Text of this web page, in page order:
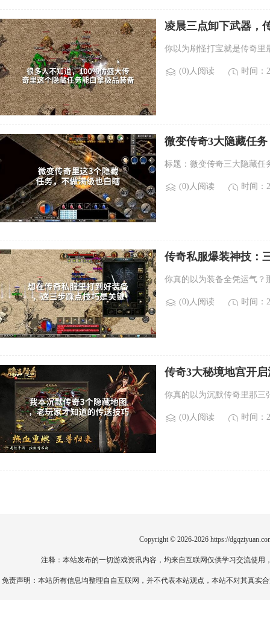
凌晨三点卸下武器，
你以为刷怪打宝就是传奇里
(0)人阅读 时间：
微变传奇3大隐藏任
标题：微变传奇三大隐藏任
(0)人阅读 时间：
传奇私服爆装神技：
你真的以为装备全凭运气？
(0)人阅读 时间：
传奇3大秘境地宫开
你真的以为沉默传奇里那三
(0)人阅读 时间：
Copyright © 2026-2026 https://
注释：本站发布的一切游戏资讯内容，均来自互联网仅供学习交流使
免责声明：本站所有信息均整理自自互联网，并不代表本站观点，本站不对其真实